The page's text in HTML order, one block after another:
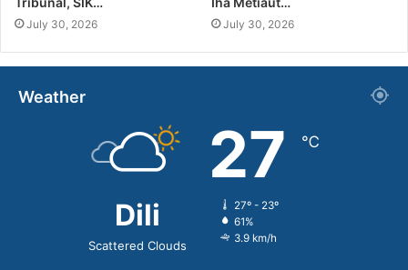
July 30, 2026 July 30, 2026
Weather
Dili
Scattered Clouds
27 ℃
27º - 23º
61%
3.9 km/h